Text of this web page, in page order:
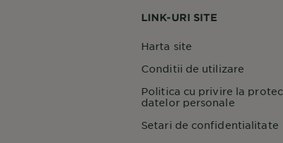
LINK-URI SITE
Harta site
Conditii de utilizare
Politica cu privire la
datelor personale
Setari de confidentialitate